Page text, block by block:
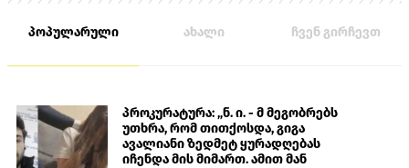
პოპულარული ახალი ჩვენ გირჩევთ
პროკურატურა: „ნ. ი. - მ მეგობრებს
უთხრა, რომ თითქოსდა, გიგა
ავალიანი ზედმეტ ყურადღებას
იჩენდა მის მიმართ. ამით მან